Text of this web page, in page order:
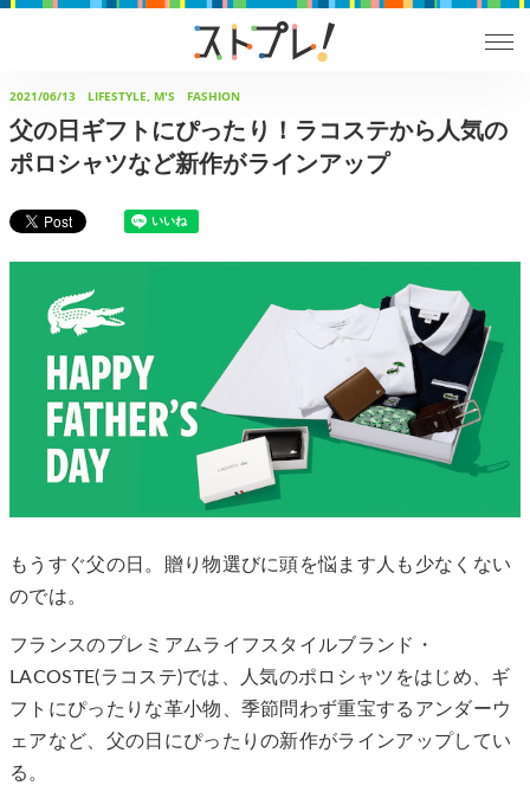
2021/06/13 LIFESTYLE, M'S FASHION
父の日ギフトにぴったり！ラコステから人気の
ポロシャツなど新作がラインアップ
もうすぐ父の日。贈り物選びに頭を悩ます人も少なくない
のでは。
フランスのプレミアムライフスタイルブランド・
LACOSTE(ラコステ)では、人気のポロシャツをはじめ、ギ
フトにぴったりな革小物、季節問わず重宝するアンダーウ
ェアなど、父の日にぴったりの新作がラインアップしてい
る。